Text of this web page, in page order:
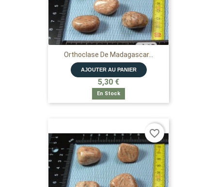
Orthoclase De Madagascar...
AJOUTER AU PANIER
5,30 €
En Stock
favorite_border